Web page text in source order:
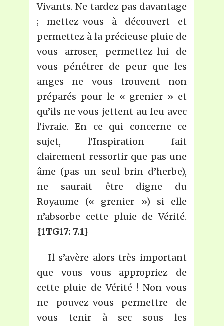
Vivants. Ne tardez pas davantage
; mettez-vous à découvert et
permettez à la précieuse pluie de
vous arroser, permettez-lui de
vous pénétrer de peur que les
anges ne vous trouvent non
préparés pour le « grenier » et
qu’ils ne vous jettent au feu avec
l’ivraie. En ce qui concerne ce
sujet, l’Inspiration fait
clairement ressortir que pas une
âme (pas un seul brin d’herbe),
ne saurait être digne du
Royaume (« grenier ») si elle
n’absorbe cette pluie de Vérité.
{1TG17: 7.1}
Il s’avère alors très important
que vous vous appropriez de
cette pluie de Vérité ! Non vous
ne pouvez-vous permettre de
vous tenir à sec sous les